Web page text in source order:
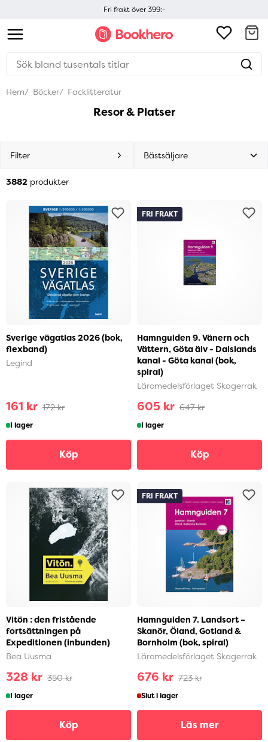
Fri frakt över 399:-
Hem Böcker Facklitteratur
Resor & Platser
Filter
3882 produkter
Sverige vägatlas 2026 (bok,
flexband)
Legind
161 kr 172 kr
I lager
Köp
Hamnguiden 9. Vänern och
Vättern, Göta älv - Dalslands
kanal - Göta kanal (bok,
spiral)
Läromedelsförlaget Skagerrak
605 kr 647 kr
FRI FRAKT
I lager
Köp
Vitön : den fristående
fortsättningen på
Expeditionen (inbunden)
Bea Uusma
328 kr 350 kr
I lager
Köp
Hamnguiden 7. Landsort –
Skanör, Öland, Gotland &
Bornholm (bok, spiral)
Läromedelsförlaget Skagerrak
676 kr 723 kr
FRI FRAKT
Slut i lager
Läs mer